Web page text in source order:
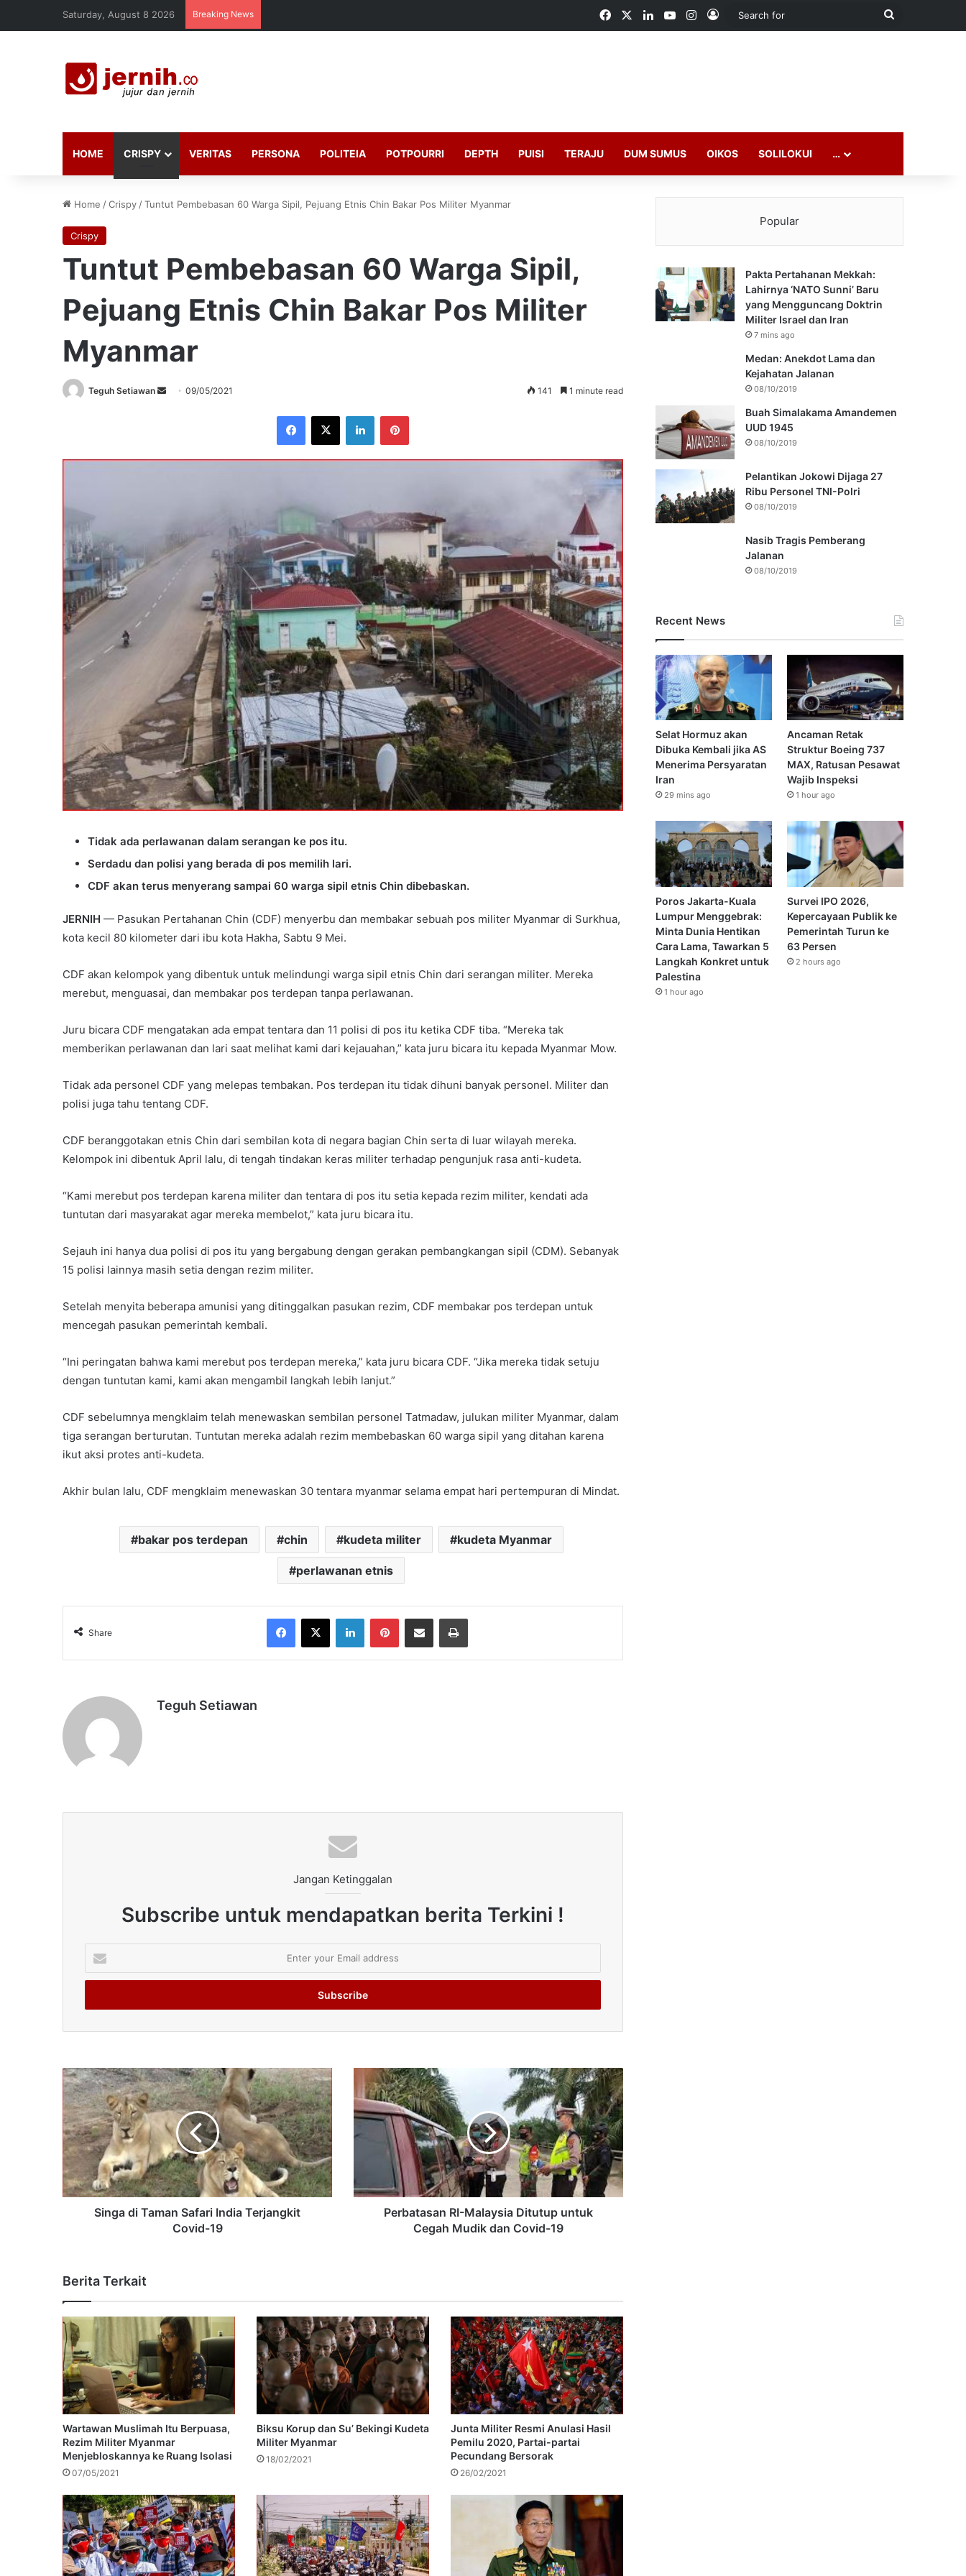
Saturday, August 8 2026 Breaking News FacebookLinkedInYouTubeInstagram
Log In
Search
HOME CRISPY VERITAS PERSONA POLITEIA POTPOURRI DEPTH PUISI TERAJU DUM SUMUS OIKOS SOLILOKUI …
Home /Crispy /Tuntut Pembebasan 60 Warga Sipil, Pejuang Etnis Chin Bakar Pos Militer Myanmar
Crispy
Tuntut Pembebasan 60 Warga Sipil,
Pejuang Etnis Chin Bakar Pos Militer
Myanmar
Teguh Setiawan
Send09/05/2021 141 1 minute read
Facebook
X LinkedInPinterest
Tidak ada perlawanan dalam serangan ke pos itu.
Serdadu dan polisi yang berada di pos memilih lari.
CDF akan terus menyerang sampai 60 warga sipil etnis Chin dibebaskan.
JERNIH — Pasukan Pertahanan Chin (CDF) menyerbu dan membakar sebuah pos militer Myanmar di Surkhua,
kota kecil 80 kilometer dari ibu kota Hakha, Sabtu 9 Mei.
CDF akan kelompok yang dibentuk untuk melindungi warga sipil etnis Chin dari serangan militer. Mereka
merebut, menguasai, dan membakar pos terdepan tanpa perlawanan.
Juru bicara CDF mengatakan ada empat tentara dan 11 polisi di pos itu ketika CDF tiba. “Mereka tak
memberikan perlawanan dan lari saat melihat kami dari kejauahan,” kata juru bicara itu kepada Myanmar Mow.
Tidak ada personel CDF yang melepas tembakan. Pos terdepan itu tidak dihuni banyak personel. Militer dan
polisi juga tahu tentang CDF.
CDF beranggotakan etnis Chin dari sembilan kota di negara bagian Chin serta di luar wilayah mereka.
Kelompok ini dibentuk April lalu, di tengah tindakan keras militer terhadap pengunjuk rasa anti-kudeta.
“Kami merebut pos terdepan karena militer dan tentara di pos itu setia kepada rezim militer, kendati ada
tuntutan dari masyarakat agar mereka membelot,” kata juru bicara itu.
Sejauh ini hanya dua polisi di pos itu yang bergabung dengan gerakan pembangkangan sipil (CDM). Sebanyak
15 polisi lainnya masih setia dengan rezim militer.
Setelah menyita beberapa amunisi yang ditinggalkan pasukan rezim, CDF membakar pos terdepan untuk
mencegah pasukan pemerintah kembali.
“Ini peringatan bahwa kami merebut pos terdepan mereka,” kata juru bicara CDF. “Jika mereka tidak setuju
dengan tuntutan kami, kami akan mengambil langkah lebih lanjut.”
CDF sebelumnya mengklaim telah menewaskan sembilan personel Tatmadaw, julukan militer Myanmar, dalam
tiga serangan berturutan. Tuntutan mereka adalah rezim membebaskan 60 warga sipil yang ditahan karena
ikut aksi protes anti-kudeta.
Akhir bulan lalu, CDF mengklaim menewaskan 30 tentara myanmar selama empat hari pertempuran di Mindat.
bakar pos terdepan chin kudeta militer kudeta Myanmar
perlawanan etnis
Share
Facebook
X LinkedInPinterestShare via Email Print
Teguh Setiawan
Jangan Ketinggalan
Subscribe untuk mendapatkan berita Terkini !
your
Email
Singa di Taman Safari India Terjangkit
Covid-19
Perbatasan RI-Malaysia Ditutup untuk
Cegah Mudik dan Covid-19
Berita Terkait
Wartawan Muslimah Itu Berpuasa,
Rezim Militer Myanmar
Menjebloskannya ke Ruang Isolasi
07/05/2021
Biksu Korup dan Su’ Bekingi Kudeta
Militer Myanmar
18/02/2021
Junta Militer Resmi Anulasi Hasil
Pemilu 2020, Partai-partai
Pecundang Bersorak
26/02/2021
Popular
Pakta Pertahanan Mekkah:
Lahirnya ‘NATO Sunni’ Baru
yang Mengguncang Doktrin
Militer Israel dan Iran
7 mins ago
Medan: Anekdot Lama dan
Kejahatan Jalanan
08/10/2019
Buah Simalakama Amandemen
UUD 1945
08/10/2019
Pelantikan Jokowi Dijaga 27
Ribu Personel TNI-Polri
08/10/2019
Nasib Tragis Pemberang
Jalanan
08/10/2019
Recent News
Selat Hormuz akan
Dibuka Kembali jika AS
Menerima Persyaratan
Iran
29 mins ago
Ancaman Retak
Struktur Boeing 737
MAX, Ratusan Pesawat
Wajib Inspeksi
1 hour ago
Poros Jakarta-Kuala
Lumpur Menggebrak:
Minta Dunia Hentikan
Cara Lama, Tawarkan 5
Langkah Konkret untuk
Palestina
1 hour ago
Survei IPO 2026,
Kepercayaan Publik ke
Pemerintah Turun ke
63 Persen
2 hours ago